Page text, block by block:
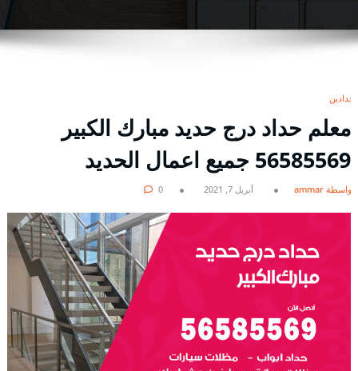
حدادين
معلم حداد درج حديد مبارك الكبير
56585569 جميع اعمال الحديد
بواسطة ammar أبريل 7, 2021 0